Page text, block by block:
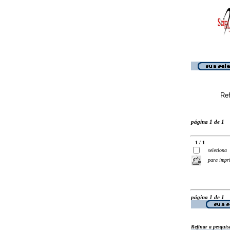
página 1 de 1
1 / 1
seleciona
para
página 1 de 1
Refinar a